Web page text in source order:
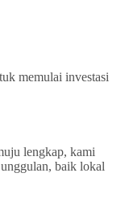
memulai investasi
lengkap, kami
baik lokal